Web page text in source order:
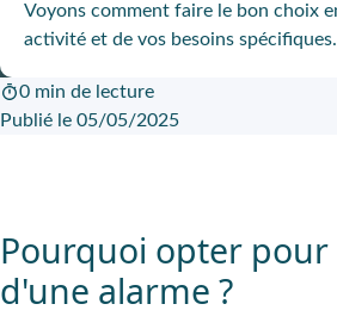
Voyons comment faire le bon choix
activité et de vos besoins spécifiques.
0 min de lecture
Publié le 05/05/2025
Pourquoi opter pour
d'une alarme ?